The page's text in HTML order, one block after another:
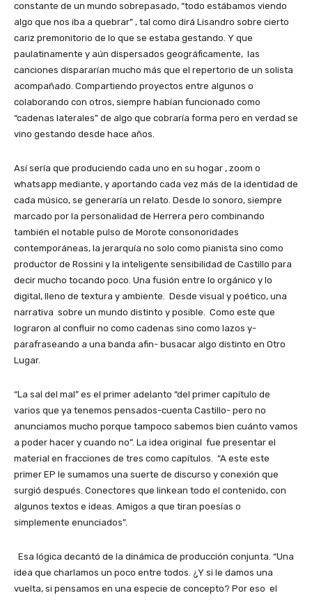
constante de un mundo sobrepasado, “todo estábamos viendo
algo que nos iba a quebrar” , tal como dirá Lisandro sobre cierto
cariz premonitorio de lo que se estaba gestando. Y que
paulatinamente y aún dispersados geográficamente, las
canciones dispararían mucho más que el repertorio de un solista
acompañado. Compartiendo proyectos entre algunos o
colaborando con otros, siempre habían funcionado como
“cadenas laterales” de algo que cobraría forma pero en verdad se
vino gestando desde hace años.
Así sería que produciendo cada uno en su hogar , zoom o
whatsapp mediante, y aportando cada vez más de la identidad de
cada músico, se generaría un relato. Desde lo sonoro, siempre
marcado por la personalidad de Herrera pero combinando
también el notable pulso de Morote consonoridades
contemporáneas, la jerarquía no solo como pianista sino como
productor de Rossini y la inteligente sensibilidad de Castillo para
decir mucho tocando poco. Una fusión entre lo orgánico y lo
digital, lleno de textura y ambiente. Desde visual y poético, una
narrativa sobre un mundo distinto y posible. Como este que
lograron al confluir no como cadenas sino como lazos y-
parafraseando a una banda afin- busacar algo distinto en Otro
Lugar.
“La sal del mal” es el primer adelanto “del primer capítulo de
varios que ya tenemos pensados-cuenta Castillo- pero no
anunciamos mucho porque tampoco sabemos bien cuánto vamos
a poder hacer y cuando no”. La idea original fue presentar el
material en fracciones de tres como capítulos. “A este este
primer EP le sumamos una suerte de discurso y conexión que
surgió después. Conectores que linkean todo el contenido, con
algunos textos e ideas. Amigos a que tiran poesías o
simplemente enunciados”.
Esa lógica decantó de la dinámica de producción conjunta. “Una
idea que charlamos un poco entre todos. ¿Y si le damos una
vuelta, si pensamos en una especie de concepto? Por eso el